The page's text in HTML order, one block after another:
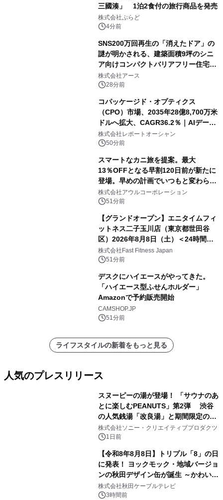
三國湊」 1泊2食付の旅行商品を発売
株式会社ぷらど
4分前
SNS200万回再生の「消えたドア」の
謎が明かされる、建築面積9坪のシニ
ア向けコンパクトバリアフリー住宅が
誕生
株式会社アース
28分前
コパッケージド・オプティクス
（CPO）市場、2035年28億8,700万米
ドルへ拡大、CAGR36.2％｜AIデータ
センター・高速光通信需要が成長を加
速
株式会社レポートオーシャン
50分前
スマートなカニ旅を提案。最大
13％OFFとなる早割120日前が新たに
登場。早めの計画でいつもと変わらぬ
大人の冬旅を。ー夕日ヶ浦温泉「佳松
苑 別邸ふうか」ー
株式会社アウルコーポレーション
51分前
【グランドオープン】エニタイムフィ
ットネス二子玉川店（東京都世田谷
区）2026年8月8日（土）＜24時間年
中無休のフィットネスジム＞
株式会社Fast Fitness Japan
51分前
デスクにハイエースがやってきた。
「ハイエース型ふせんホルダー」
Amazonで予約販売開始
CAMSHOP.JP
51分前
ライフスタイルの新着をもっと見る
人気のプレスリリース
スヌーピーの湯が登場！ 「サウナのあ
とに楽しむPEANUTS」第2弾 渋谷
の人気銭湯「改良湯」と期間限定のコ
ラボレーション サウナイキタイコラ
ボグッズも発売決定！
株式会社ソニー・クリエイティブプロダクツ
1日前
【令和8年8月8日】トリプル「8」の日
に発表！ ヨックモック・地域バージョ
ンの秋田デザイン缶が誕生 ～かわいい
秋田犬の子犬と秋田の四季と名所を巡
るパッケージ～ 9月1日(火)秋田県内で
株式会社秋田ケーブルテレビ
3時間前